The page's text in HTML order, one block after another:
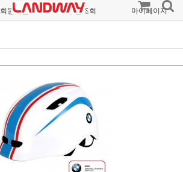
회원가입 주문조회 마이페이지